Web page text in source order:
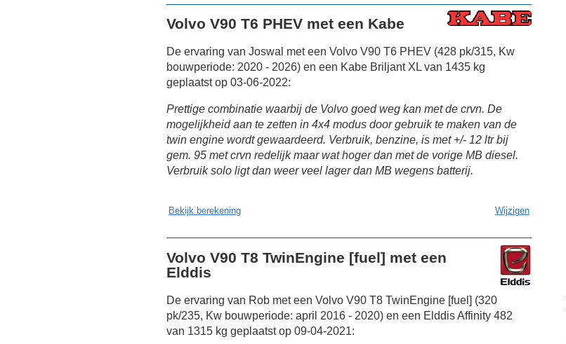
Volvo V90 T6 PHEV met een Kabe
De ervaring van Joswal met een Volvo V90 T6 PHEV (428 pk/315, Kw
bouwperiode: 2020 - 2026) en een Kabe Briljant XL van 1435 kg
geplaatst op 03-06-2022:
Prettige combinatie waarbij de Volvo goed weg kan met de crvn. De
mogelijkheid aan te zetten in 4x4 modus door gebruik te maken van de
twin engine wordt gewaardeerd. Verbruik, benzine, is met +/- 12 ltr bij
gem. 95 met crvn redelijk maar wat hoger dan met de vorige MB diesel.
Verbruik solo ligt dan weer veel lager dan MB wegens batterij.
Bekijk berekening Wijzigen
Volvo V90 T8 TwinEngine [fuel] met een
Elddis
De ervaring van Rob met een Volvo V90 T8 TwinEngine [fuel] (320
pk/235, Kw bouwperiode: april 2016 - 2020) en een Elddis Affinity 482
van 1315 kg geplaatst op 09-04-2021: